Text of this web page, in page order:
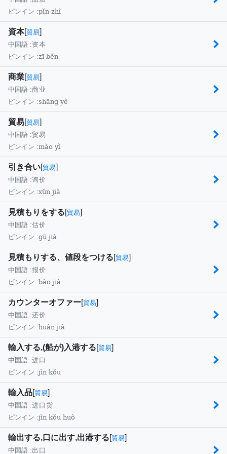
ピンイン :pǐn zhì
資本[貿易]
中国語 :资本
ピンイン :zī běn
商業[貿易]
中国語 :商业
ピンイン :shāng yè
貿易[貿易]
中国語 :贸易
ピンイン :mào yì
引き合い[貿易]
中国語 :询价
ピンイン :xún jià
見積もりをする[貿易]
中国語 :估价
ピンイン :gū jià
見積もりする、値段をつける[貿易]
中国語 :报价
ピンイン :bào jià
カウンターオファー[貿易]
中国語 :还价
ピンイン :huán jià
輸入する,(船が)入港する[貿易]
中国語 :进口
ピンイン :jìn kǒu
輸入品[貿易]
中国語 :进口货
ピンイン :jìn kǒu huò
輸出する,口に出す,出港する[貿易]
中国語 :出口